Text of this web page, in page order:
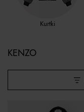
Kurtki
KENZO